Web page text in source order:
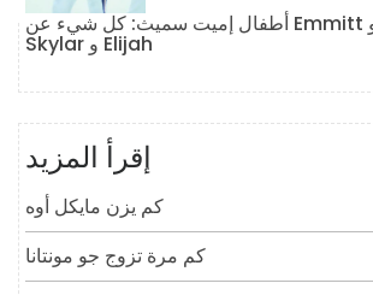
أطفال إميت سميث: كل شيء عن Emmitt و Rheagen و
Skylar و Elijah
إقرأ المزيد
كم يزن مايكل أوه
كم مرة تزوج جو مونتانا